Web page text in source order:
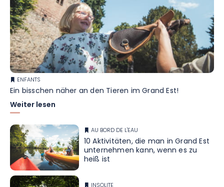
ENFANTS
Ein bisschen näher an den Tieren im Grand Est!
Weiter lesen
AU BORD DE L'EAU
10 Aktivitäten, die man in Grand Est
unternehmen kann, wenn es zu
heiß ist